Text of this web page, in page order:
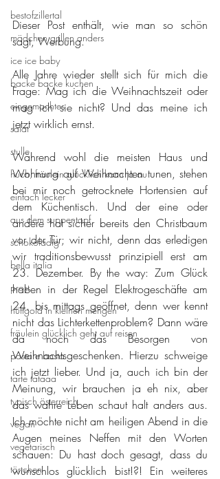
bestofzillertal
mädchen grillen anders
ice ice baby
backe backe kuchen
eingemachtes
salat
stulle
huch, fräulein glücklich kann ja au
einfach lecker
aus dem suppentopf
schokoladig
bella italia
prost
hüftgold in kleinen mengen
fräulein glücklich geht auf reisen
pasta e basta
tarte tataaa
typisch österreich
vegan
vegetarisch
törtchen
Dieser Post enthält, wie man so schön
sagt, Werbung.
Alle Jahre wieder stellt sich für mich die
Frage: Mag ich die Weihnachtszeit oder
mag ich sie nicht? Und das meine ich
jetzt wirklich ernst.
Während wohl die meisten Haus und
Wohnung auf Weihnachten tunen, stehen
bei mir noch getrocknete Hortensien auf
dem Küchentisch. Und der eine oder
andere hat sicher bereits den Christbaum
vor der Tür; wir nicht, denn das erledigen
wir traditionsbewusst prinzipiell erst am
23. Dezember. By the way: Zum Glück
haben in der Regel Elektrogeschäfte am
24. bis mittags geöffnet, denn wer kennt
nicht das Lichterkettenproblem? Dann wäre
da noch das Besorgen von
Weihnachtsgeschenken. Hierzu schweige
ich jetzt lieber. Und ja, auch ich bin der
Meinung, wir brauchen ja eh nix, aber
das wahre Leben schaut halt anders aus.
Ich möchte nicht am heiligen Abend in die
Augen meines Neffen mit den Worten
schauen: Du hast doch gesagt, dass du
wunschlos glücklich bist!?! Ein weiteres